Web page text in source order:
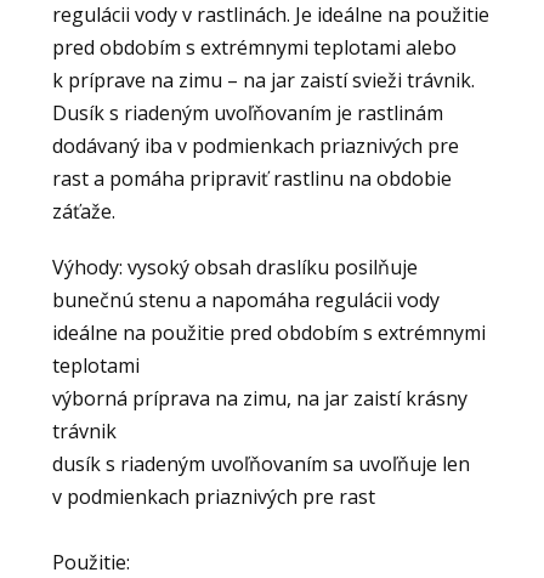
regulácii vody v rastlinách. Je ideálne na použitie
pred obdobím s extrémnymi teplotami alebo
k príprave na zimu – na jar zaistí svieži trávnik.
Dusík s riadeným uvoľňovaním je rastlinám
dodávaný iba v podmienkach priaznivých pre
rast a pomáha pripraviť rastlinu na obdobie
záťaže.
Výhody: vysoký obsah draslíku posilňuje
bunečnú stenu a napomáha regulácii vody
ideálne na použitie pred obdobím s extrémnymi
teplotami
výborná príprava na zimu, na jar zaistí krásny
trávnik
dusík s riadeným uvoľňovaním sa uvoľňuje len
v podmienkach priaznivých pre rast
Použitie: